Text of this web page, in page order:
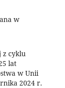
w
z cyklu
lat
w Unii
2024 r.